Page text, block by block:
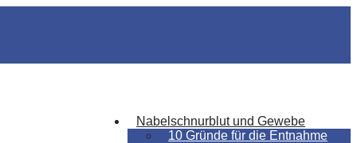
Nabelschnurblut und Gewebe
10 Gründe für die Entnahme